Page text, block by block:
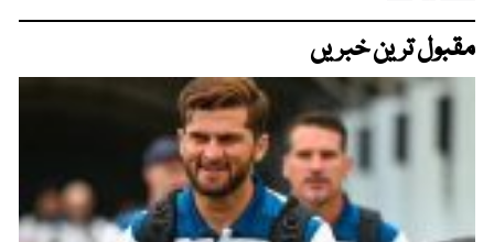
مقبول ترین خبریں